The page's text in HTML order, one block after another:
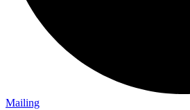
Mailing